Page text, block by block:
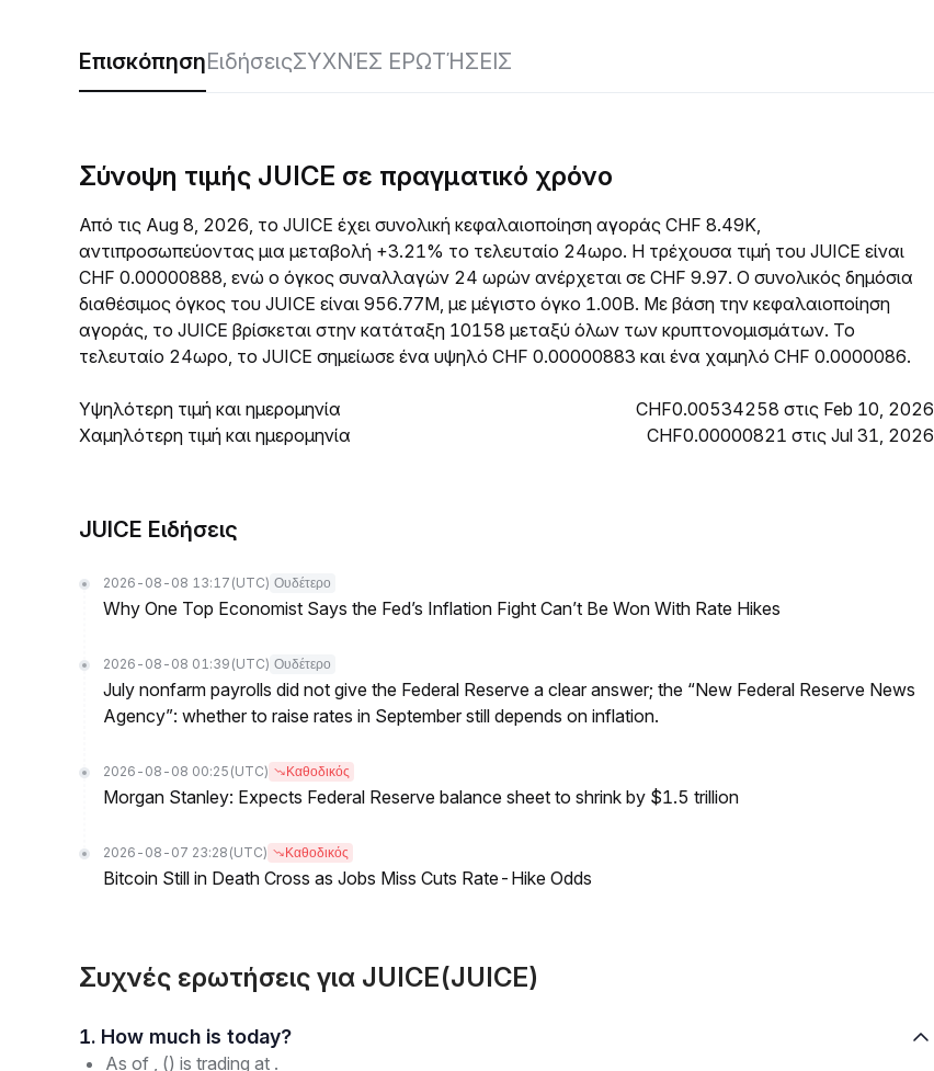
ΕπισκόπησηΕιδήσειςΣΥΧΝΈΣ ΕΡΩΤΉΣΕΙΣ
Σύνοψη τιμής JUICE σε πραγματικό χρόνο
Από τις Aug 8, 2026, το JUICE έχει συνολική κεφαλαιοποίηση αγοράς CHF 8.49K,
αντιπροσωπεύοντας μια μεταβολή +3.21% το τελευταίο 24ωρο. Η τρέχουσα τιμή του JUICE είναι
CHF 0.00000888, ενώ ο όγκος συναλλαγών 24 ωρών ανέρχεται σε CHF 9.97. Ο συνολικός δημόσια
διαθέσιμος όγκος του JUICE είναι 956.77M, με μέγιστο όγκο 1.00B. Με βάση την κεφαλαιοποίηση
αγοράς, το JUICE βρίσκεται στην κατάταξη 10158 μεταξύ όλων των κρυπτονομισμάτων. Το
τελευταίο 24ωρο, το JUICE σημείωσε ένα υψηλό CHF 0.00000883 και ένα χαμηλό CHF 0.0000086.
Υψηλότερη τιμή και ημερομηνία
CHF0.00534258 στις Feb 10, 2026
Χαμηλότερη τιμή και ημερομηνία
CHF0.00000821 στις Jul 31, 2026
JUICE Ειδήσεις
2026-08-08 13:17 (UTC) Ουδέτερο
Why One Top Economist Says the Fed’s Inflation Fight Can’t Be Won With Rate Hikes
2026-08-08 01:39 (UTC) Ουδέτερο
July nonfarm payrolls did not give the Federal Reserve a clear answer; the “New Federal Reserve News
Agency”: whether to raise rates in September still depends on inflation.
2026-08-08 00:25 (UTC) Καθοδικός
Morgan Stanley: Expects Federal Reserve balance sheet to shrink by $1.5 trillion
2026-08-07 23:28 (UTC) Καθοδικός
Bitcoin Still in Death Cross as Jobs Miss Cuts Rate-Hike Odds
Συχνές ερωτήσεις για JUICE(JUICE)
1. How much is today?
As of , () is trading at .